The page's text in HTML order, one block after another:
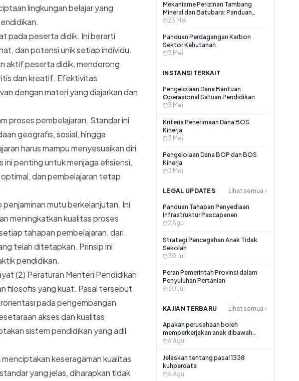
lingkungan belajar yang
pada peserta didik. Ini berarti
dan potensi unik setiap individu.
aktif peserta didik, mendorong
dan kreatif. Efektivitas
dengan materi yang diajarkan dan
proses pembelajaran. Standar ini
geografis, sosial, hingga
harus mampu menyesuaikan diri
ini penting untuk menjaga efisiensi,
dan pembelajaran tetap
mutu berkelanjutan. Ini
meningkatkan kualitas proses
tahapan pembelajaran, dari
telah ditetapkan. Prinsip ini
pendidikan.
(2) Peraturan Menteri Pendidikan
filosofis yang kuat. Pasal tersebut
pada pengembangan
akses dan kualitas
sistem pendidikan yang adil
keseragaman kualitas
yang jelas, diharapkan tidak
Mekanisme Perizinan Tambang
Mineral dan Batubara: Panduan
Berdasarkan Permen ESDM No.
23 Mei
Panduan Perdagangan Karbon
Sektor Kehutanan
3 Mei
INSTANSI TERKAIT
Pengelolaan Dana Bantuan
Operasional Satuan Pendidikan
3 Mei
Kriteria Penerimaan Dana BOS
Kinerja
3 Mei
Pengelolaan Dana BOP dan BOS
Kinerja
3 Mei
LEGAL UPDATES Lihat semua
Panduan Tahapan Penyediaan
Infrastruktur Pascapanen
2 Agu
Strategi Pencegahan Anak Tidak
Sekolah
30 Jul
Peran Pemerintah Provinsi dalam
Penyuluhan Pertanian
30 Jul
KAJIAN TERBARU Lihat semua
Apakah perusahaan boleh
memperkerjakan anak dibawah
umur?
6 Agu
Jelaskan tentang pasal 1338
kuhperdata
6 Agu